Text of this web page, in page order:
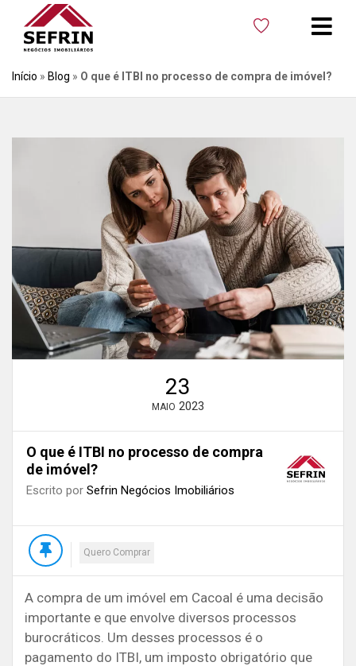
Início » Blog » O que é ITBI no processo de compra de imóvel?
23
MAIO 2023
O que é ITBI no processo de compra
de imóvel?
Escrito por Sefrin Negócios Imobiliários
Quero Comprar
A compra de um imóvel em Cacoal é uma decisão
importante e que envolve diversos processos
burocráticos. Um desses processos é o
pagamento do ITBI, um imposto obrigatório que